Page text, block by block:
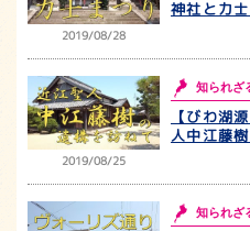
2019/08/28
神社と力
2019/08/25
知られざ
【びわ湖
人中江藤
知られざ